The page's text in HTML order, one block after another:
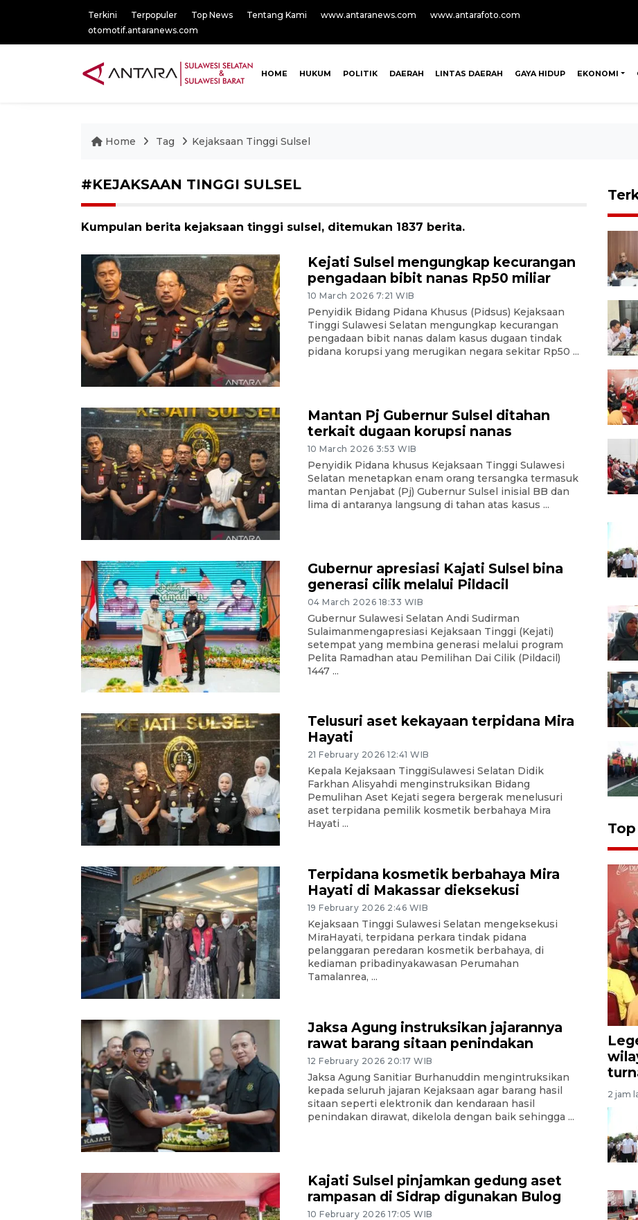
Terkini Terpopuler Top News Tentang Kami www.antaranews.com
www.antarafoto.com
otomotif.antaranews.com
HOME HUKUM POLITIK DAERAH LINTAS DAERAH GAYA HIDUP EKONOMI
Home Tag Kejaksaan Tinggi Sulsel
#KEJAKSAAN TINGGI SULSEL
Kumpulan berita kejaksaan tinggi sulsel, ditemukan 1837 berita.
Kejati Sulsel mengungkap kecurangan
pengadaan bibit nanas Rp50 miliar
10 March 2026 7:21 WIB
Penyidik Bidang Pidana Khusus (Pidsus) Kejaksaan
Tinggi Sulawesi Selatan mengungkap kecurangan
pengadaan bibit nanas dalam kasus dugaan tindak
pidana korupsi yang merugikan negara sekitar Rp50 ...
Mantan Pj Gubernur Sulsel ditahan
terkait dugaan korupsi nanas
10 March 2026 3:53 WIB
Penyidik Pidana khusus Kejaksaan Tinggi Sulawesi
Selatan menetapkan enam orang tersangka termasuk
mantan Penjabat (Pj) Gubernur Sulsel inisial BB dan
lima di antaranya langsung di tahan atas kasus ...
Gubernur apresiasi Kajati Sulsel bina
generasi cilik melalui Pildacil
04 March 2026 18:33 WIB
Gubernur Sulawesi Selatan Andi Sudirman
Sulaimanmengapresiasi Kejaksaan Tinggi (Kejati)
setempat yang membina generasi melalui program
Pelita Ramadhan atau Pemilihan Dai Cilik (Pildacil)
1447 ...
Telusuri aset kekayaan terpidana Mira
Hayati
21 February 2026 12:41 WIB
Kepala Kejaksaan TinggiSulawesi Selatan Didik
Farkhan Alisyahdi menginstruksikan Bidang
Pemulihan Aset Kejati segera bergerak menelusuri
aset terpidana pemilik kosmetik berbahaya Mira
Hayati ...
Terpidana kosmetik berbahaya Mira
Hayati di Makassar dieksekusi
19 February 2026 2:46 WIB
Kejaksaan Tinggi Sulawesi Selatan mengeksekusi
MiraHayati, terpidana perkara tindak pidana
pelanggaran peredaran kosmetik berbahaya, di
kediaman pribadinyakawasan Perumahan
Tamalanrea, ...
Jaksa Agung instruksikan jajarannya
rawat barang sitaan penindakan
12 February 2026 20:17 WIB
Jaksa Agung Sanitiar Burhanuddin mengintruksikan
kepada seluruh jajaran Kejaksaan agar barang hasil
sitaan seperti elektronik dan kendaraan hasil
penindakan dirawat, dikelola dengan baik sehingga ...
Kajati Sulsel pinjamkan gedung aset
rampasan di Sidrap digunakan Bulog
10 February 2026 17:05 WIB
2 jam